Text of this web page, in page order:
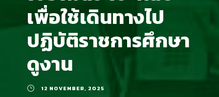
เพื่อใช้เดินทางไป
ปฏิบัติราชการศึกษา
ดูงาน
12 NOVEMBER, 2025